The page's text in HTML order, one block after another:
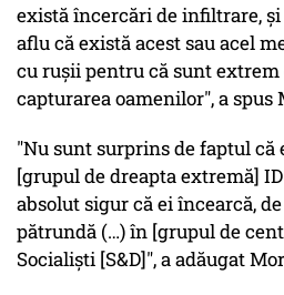
există încercări de infiltrare,
aflu că există acest sau acel
cu rușii pentru că sunt
capturarea oamenilor", a spus
"Nu sunt surprins de faptul
[grupul de dreapta extremă]
absolut sigur că ei încearcă,
pătrundă (…) în [grupul de
Socialiști [S&D]", a adăugat